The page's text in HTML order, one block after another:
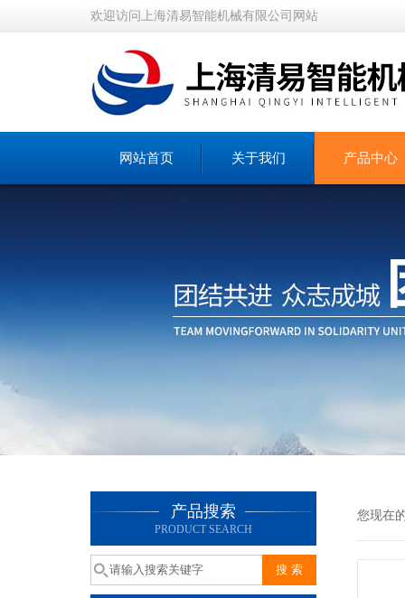
欢迎访问上海清易智能机械有限公司网站
网站首页 关于我们 产品中心
产品搜索
PRODUCT SEARCH
您现在